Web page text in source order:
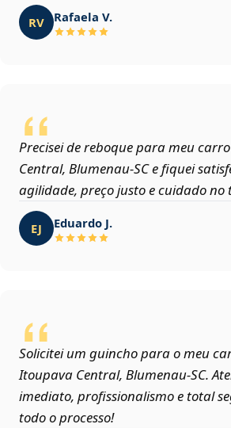
RV Rafaela V.
Precisei de reboque para meu
Central, Blumenau‑SC e fiquei
agilidade, preço justo e cuidado no
EJ Eduardo J.
Solicitei um guincho para o meu
Itoupava Central, Blumenau‑SC.
imediato, profissionalismo e total
todo o processo!